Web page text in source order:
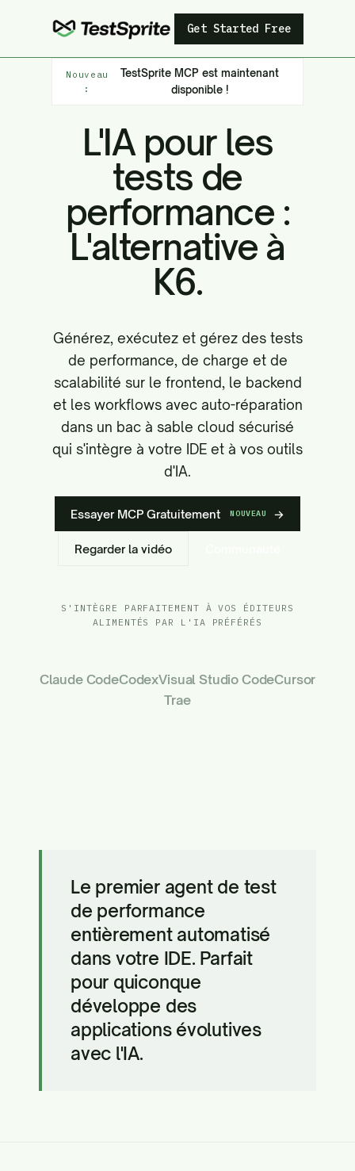
Get Started Free
Nouveau
:
TestSprite MCP est maintenant
disponible !
L'IA pour les
tests de
performance :
L'alternative à
K6.
Générez, exécutez et gérez des tests
de performance, de charge et de
scalabilité sur le frontend, le backend
et les workflows avec auto-réparation
dans un bac à sable cloud sécurisé
qui s'intègre à votre IDE et à vos outils
d'IA.
Essayer MCP Gratuitement NOUVEAU →
Regarder la vidéo
S'INTÈGRE PARFAITEMENT À VOS ÉDITEURS
ALIMENTÉS PAR L'IA PRÉFÉRÉS
Claude CodeCodexVisual Studio CodeCursor
Trae
Le premier agent de test
de performance
entièrement automatisé
dans votre IDE. Parfait
pour quiconque
développe des
applications évolutives
avec l'IA.